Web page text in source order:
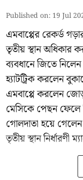
Published on: 19 Jul
এমবাপ্পের রেকর্ড
তৃতীয় স্থান অধিকার
ব্যবধানে জিতে নিলেন
হ্যাটট্রিক করলেন
এমবাপ্পে করলেন
মেসিকে পেছন ফেলে
গোলদাতা হয়ে গেলেন
তৃতীয় স্থান নির্ধারণী